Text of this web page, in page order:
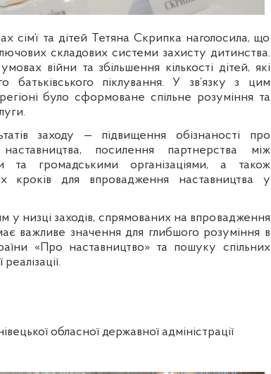
сім’ї та дітей Тетяна Скрипка наголосила, що
складових системи захисту дитинства.
війни та збільшення кількості дітей, які
батьківського піклування. У зв’язку з цим
було сформоване спільне розуміння та
заходу — підвищення обізнаності про
наставництва, посилення партнерства між
та громадськими організаціями, а також
кроків для впровадження наставництва у
у низці заходів, спрямованих на впровадження
важливе значення для глибшого розуміння в
«Про наставництво» та пошуку спільних
обласної державної адміністрації